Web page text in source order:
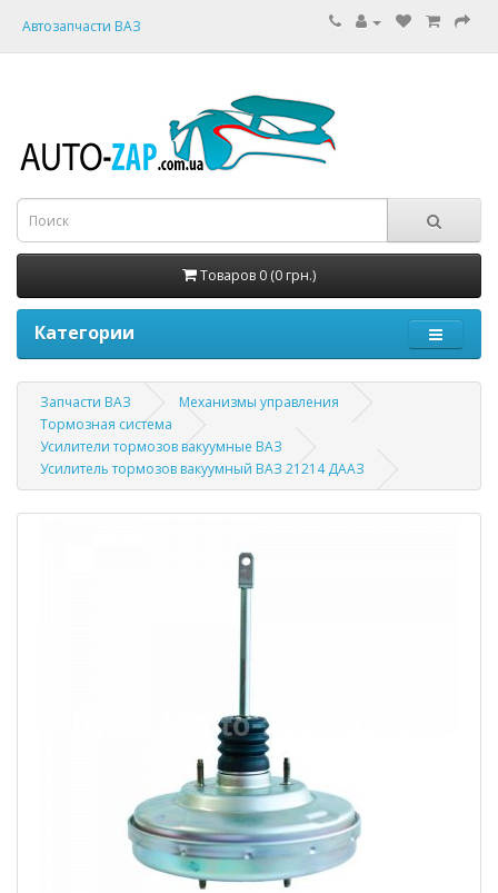
Автозапчасти ВАЗ
Товаров 0 (0 грн.)
Категории
Запчасти ВАЗ
Механизмы управления
Тормозная система
Усилители тормозов вакуумные ВАЗ
Усилитель тормозов вакуумный ВАЗ 21214 ДААЗ